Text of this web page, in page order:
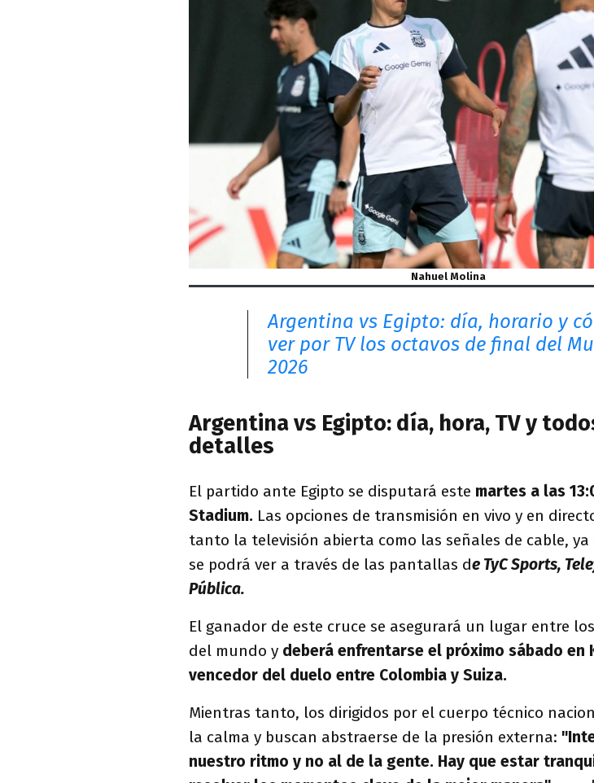
Nahuel Molina
Argentina vs Egipto: día, horario y
ver por TV los octavos de final del
2026
Argentina vs Egipto: día, hora, TV y
detalles
El partido ante Egipto se disputará este martes a las
Stadium. Las opciones de transmisión en vivo y en
tanto la televisión abierta como las señales de cable,
se podrá ver a través de las pantallas de TyC Sports,
Pública.
El ganador de este cruce se asegurará un lugar entre
del mundo y deberá enfrentarse el próximo sábado en
vencedor del duelo entre Colombia y Suiza.
Mientras tanto, los dirigidos por el cuerpo técnico
la calma y buscan abstraerse de la presión externa:
nuestro ritmo y no al de la gente. Hay que estar